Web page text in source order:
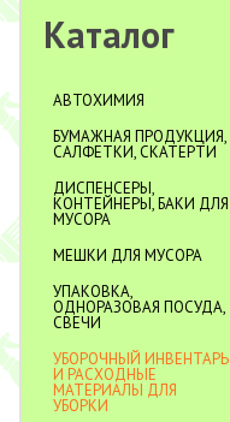
Каталог
АВТОХИМИЯ
БУМАЖНАЯ ПРОДУКЦИЯ,
САЛФЕТКИ, СКАТЕРТИ
ДИСПЕНСЕРЫ,
КОНТЕЙНЕРЫ, БАКИ ДЛЯ
МУСОРА
МЕШКИ ДЛЯ МУСОРА
УПАКОВКА,
ОДНОРАЗОВАЯ ПОСУДА,
СВЕЧИ
УБОРОЧНЫЙ ИНВЕНТАРЬ
И РАСХОДНЫЕ
МАТЕРИАЛЫ ДЛЯ
УБОРКИ